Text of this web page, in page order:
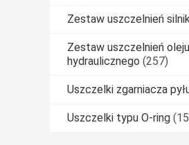
Zestaw uszczelnień
Zestaw uszczelnień oleju
hydraulicznego (257)
Uszczelki zgarniacza
Uszczelki typu O-ring